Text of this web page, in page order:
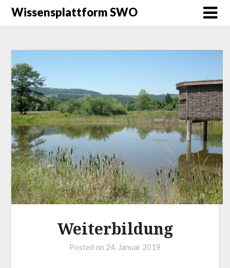
Wissensplattform SWO
Weiterbildung
Posted on 24. Januar 2019